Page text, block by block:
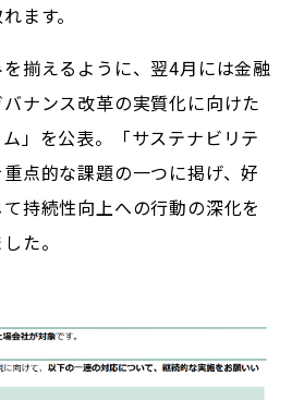
ます。
揃えるように、翌4月には金融
ナンス改革の実質化に向けた
」を公表。「サステナビリテ
点的な課題の一つに掲げ、好
持続性向上への行動の深化を
た。